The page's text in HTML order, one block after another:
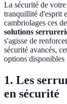
La sécurité de
tranquillité d'esprit
cambriolages ces
solutions
s'agisse de
sécurité avancés,
options disponibles
1. Les
en sécurité